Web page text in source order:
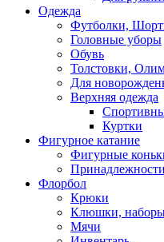
Одежда
Футболки,
Головные уборы
Обувь
Толстовки,
Для
Верхняя одежда
Куртки
Фигурное катание
Фигурные
Флорбол
Крюки
Клюшки,
Мячи